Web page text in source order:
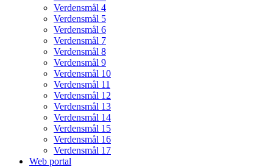
Verdensmål 4
Verdensmål 5
Verdensmål 6
Verdensmål 7
Verdensmål 8
Verdensmål 9
Verdensmål 10
Verdensmål 11
Verdensmål 12
Verdensmål 13
Verdensmål 14
Verdensmål 15
Verdensmål 16
Verdensmål 17
Web portal